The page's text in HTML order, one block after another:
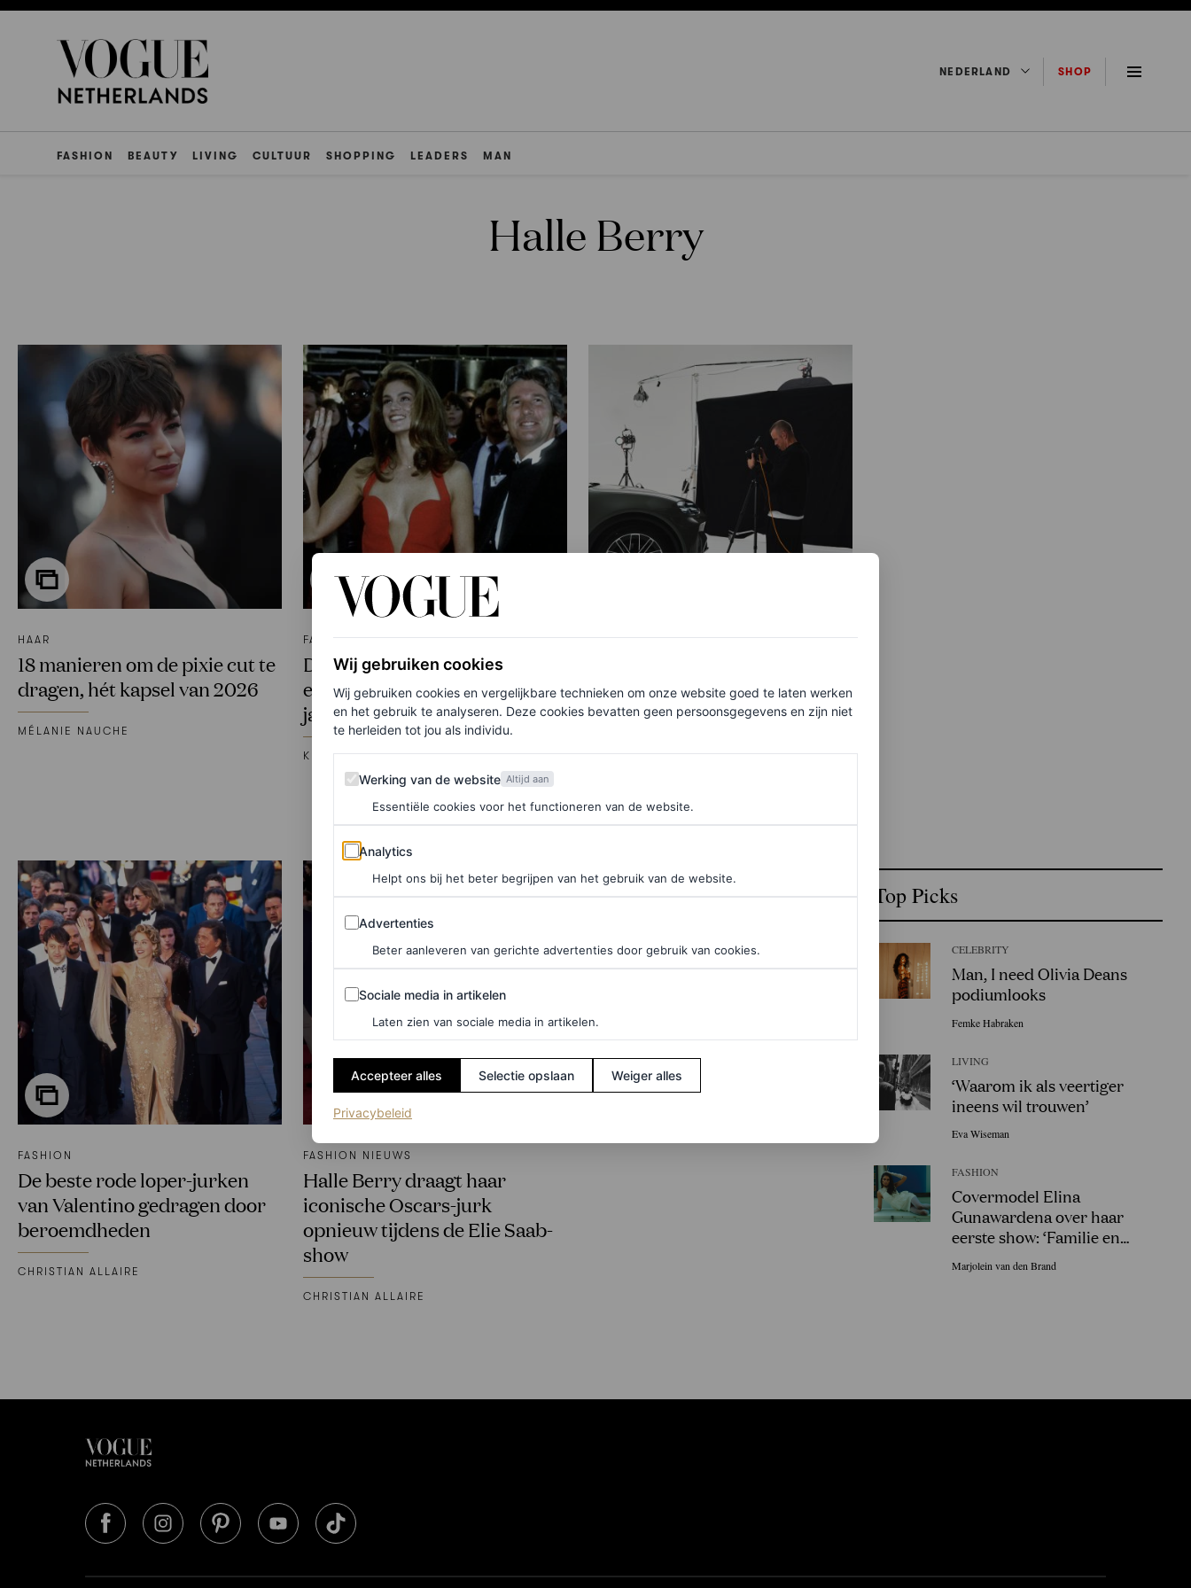
NEDERLAND SHOP
FASHION BEAUTY LIVING CULTUUR SHOPPING LEADERS MAN
Halle Berry
HAAR
18 manieren om de pixie cut te
dragen, hét kapsel van 2026
MÉLANIE NAUCHE
FASHION
De 10 best geklede sterren bij
elke Oscaruitreiking van de
jaren 90
KERRY MCDERMOTT
PARTNERSHIP
geschoten door
gerenommeerd fotograaf
art
PORSCHE
FASHION
De beste rode loper-jurken
van Valentino gedragen door
beroemdheden
CHRISTIAN ALLAIRE
FASHION NIEUWS
Halle Berry draagt haar
iconische Oscars-jurk
opnieuw tijdens de Elie Saab-
show
CHRISTIAN ALLAIRE
Top Picks
CELEBRITY
Man, I need Olivia Deans
podiumlooks
Femke Habraken
LIVING
‘Waarom ik als veertiger
ineens wil trouwen’
Eva Wiseman
FASHION
Covermodel Elina
Gunawardena over haar
eerste show: ‘Familie en
vrienden in Sri Lanka gingen
uit hun dak!’
Marjolein van den Brand
Wij gebruiken cookies
Wij gebruiken cookies en vergelijkbare technieken om onze website goed te laten werken
en het gebruik te analyseren. Deze cookies bevatten geen persoonsgegevens en zijn niet
te herleiden tot jou als individu.
Werking van de website
Werking van de website Altijd aan
Essentiële cookies voor het functioneren van de website.
Analytics
Analytics
Helpt ons bij het beter begrijpen van het gebruik van de website.
Advertenties
Advertenties
Beter aanleveren van gerichte advertenties door gebruik van cookies.
Sociale media in artikelen
Sociale media in artikelen
Laten zien van sociale media in artikelen.
Accepteer alles Selectie opslaan Weiger alles
Privacybeleid